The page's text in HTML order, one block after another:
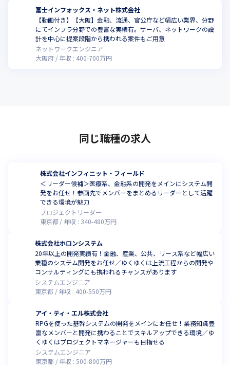
富士インフォックス・ネット株式会社
【動画付き】【大阪】金融、流通、官公庁など幅広い業界、分野
にてインフラ分野での豊富な実績有。サーバ、ネットワークの設
計を中心に提案段階から携われる案件もご用意
ネットワークエンジニア
大阪府
年収 : 400-700万円
同じ職種の求人
株式会社インフィニット・フィールド
＜リーダー候補＞医療系、金融系の開発をメインにシステム開
発をお任せ！参画先でメンバーをまとめるリーダーとして活躍
できる環境が魅力
プロジェクトリーダー
東京都
年収 : 340-480万円
株式会社ホロンシステム
20年以上の開発実績有！金融、産業、公共、リース系など幅広い
業種のシステム開発をお任せ／ゆくゆくは上流工程からの開発や
コンサルティングにも携われるチャンスがあります
システムエンジニア
東京都
年収 : 400-550万円
アイ・ティ・エル株式会社
RPGを使った基幹システムの開発をメインにお任せ！業務知識豊
富なメンバーと開発に携わることでスキルアップできる環境／ゆ
くゆくはプロジェクトマネージャーも目指せる
システムエンジニア
東京都
年収 :500-800万円